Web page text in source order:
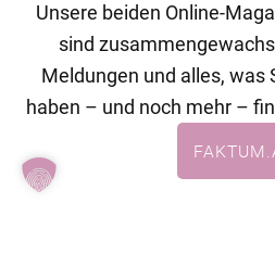
© 2026 MG Mediengruppe
MG Mediengruppe GmbH
Burgring 1/7
+43 (1) 522 14 14
Unsere beiden Online-
sind
Meldungen und alles, was
haben – und noch mehr –